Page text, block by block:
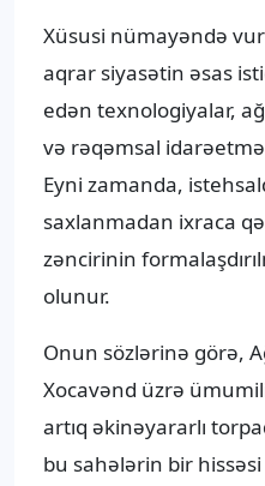
Xüsusi nümayəndə
aqrar siyasətin əsas
edən texnologiyalar,
və rəqəmsal
Eyni zamanda,
saxlanmadan ixraca
zəncirinin
olunur.
Onun sözlərinə görə,
Xocavənd üzrə
artıq əkinəyararlı
bu sahələrin bir